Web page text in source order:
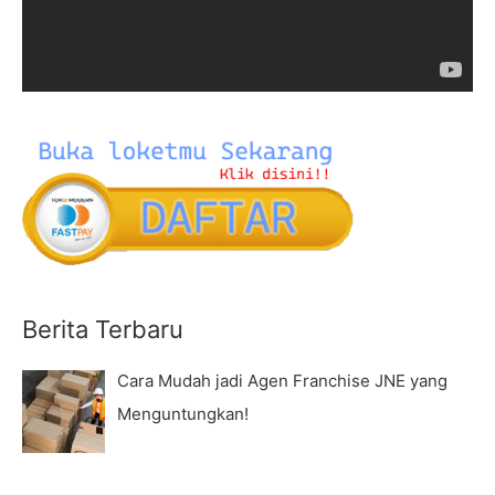
Berita Terbaru
Cara Mudah jadi Agen Franchise JNE yang
Menguntungkan!